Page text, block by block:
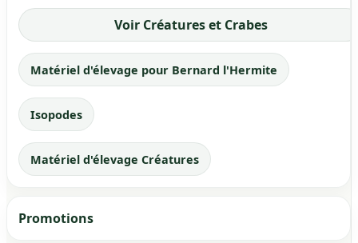
Voir Créatures et Crabes
Matériel d'élevage pour Bernard l'Hermite
Isopodes
Matériel d'élevage Créatures
Promotions